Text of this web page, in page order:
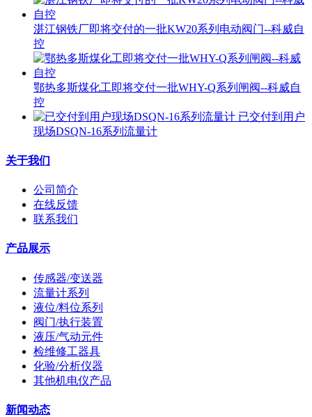
湛江钢铁厂即将交付的一批KW20系列电动阀门--科威自
控
鄂热多斯煤化工即将交付一批WHY-Q系列闸阀--科威自
控
已交付到用户
现场DSQN-16系列流量计
关于我们
公司简介
在线反馈
联系我们
产品展示
传感器/变送器
流量计系列
液位/料位系列
阀门/执行装置
液压/气动元件
检维修工器具
化验/分析仪器
其他机电仪产品
新闻动态